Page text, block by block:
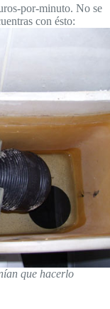
por-minuto. No se
con ésto:
que hacerlo